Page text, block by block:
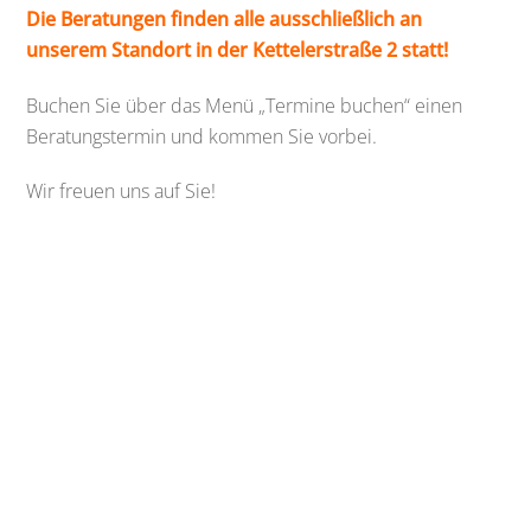
Die Beratungen finden alle ausschließlich an
unserem Standort in der Kettelerstraße 2 statt!
Buchen Sie über das Menü „Termine buchen“ einen
Beratungstermin und kommen Sie vorbei.
Wir freuen uns auf Sie!